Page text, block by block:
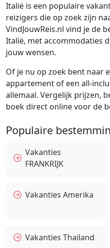
Italië is een populaire
reizigers die op zoek zijn
VindJouwReis.nl vind je de
Italië, met accommodaties
jouw wensen.
Of je nu op zoek bent naar
appartement of een all-
allemaal. Vergelijk prijzen,
boek direct online voor de
Populaire
Vakanties
FRANKRIJK
Vakanties Amerika
Vakanties Thailand